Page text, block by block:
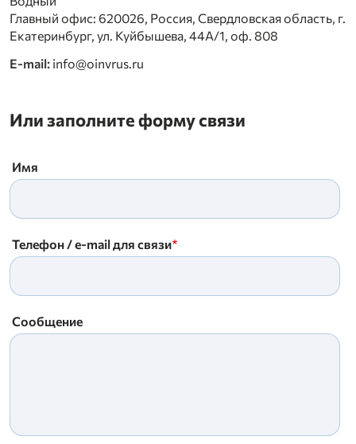
Главный офис: 620026, Россия, Свердловская область, г.
Екатеринбург, ул. Куйбышева, 44А/1, оф. 808
E-mail: info@oinvrus.ru
Или заполните форму связи
Имя
Телефон / e-mail для связи
Сообщение